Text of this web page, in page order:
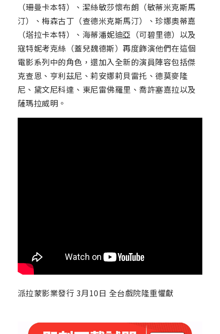
（珊曼卡本特）、潔絲敏莎懷布朗（敏蒂米克斯馬
汀）、梅森古丁（查德米克斯馬汀）、珍娜奧蒂嘉
（塔拉卡本特）、海蒂潘妮迪亞（可碧里德）以及
寇特妮考克絲（蓋兒魏德斯）再度飾演他們在這個
電影系列中的角色，還加入全新的演員陣容包括傑
克查恩、亨利茲尼、莉安娜莉貝雷托、德莫麥隆
尼、黛文尼科達、東尼雷佛羅里、喬許塞嘉拉以及
薩瑪拉威明。
派拉蒙影業發行 3月10日 全台戲院隆重懼獻